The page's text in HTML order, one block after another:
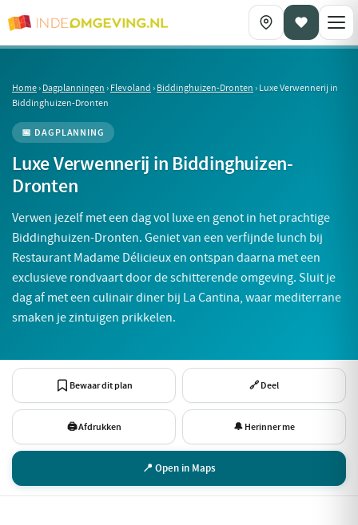
Home›Dagplanningen›Flevoland›Biddinghuizen-Dronten›Luxe Verwennerij in
Biddinghuizen-Dronten
📅 DAGPLANNING
Luxe Verwennerij in Biddinghuizen-
Dronten
Verwen jezelf met een dag vol luxe en genot in het prachtige
Biddinghuizen-Dronten. Geniet van een verfijnde lunch bij
Restaurant Madame Délicieux en ontspan daarna met een
exclusieve rondvaart door de schitterende omgeving. Sluit je
dag af met een culinair diner bij La Cantina, waar mediterrane
smaken je zintuigen prikkelen.
📍 Open in Maps
Bewaar dit plan 🔗 Deel
🖨 Afdrukken 🔔 Herinner me